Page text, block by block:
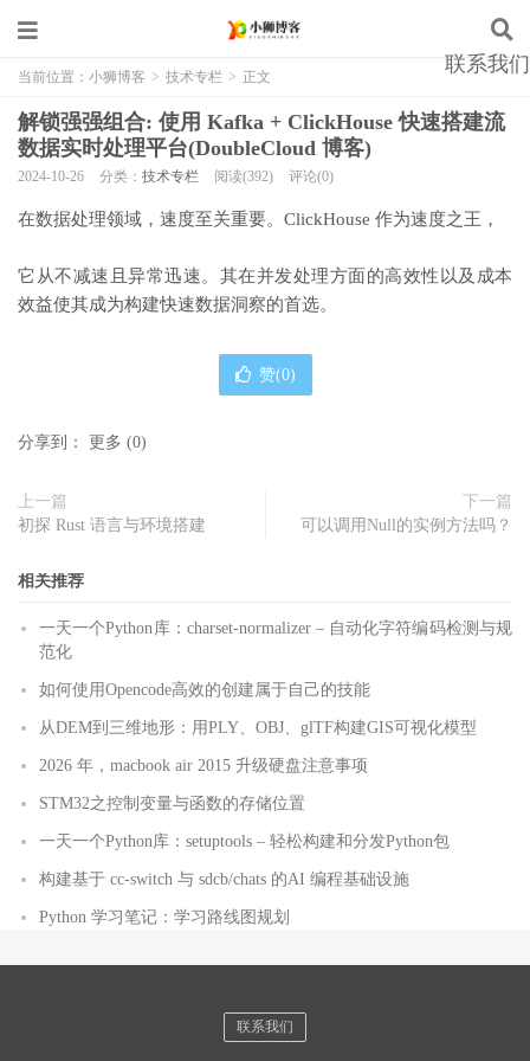
联系我们
当前位置： 小狮博客 > 技术专栏 > 正文
解锁强强组合: 使用 Kafka + ClickHouse 快速搭建流
数据实时处理平台(DoubleCloud 博客)
2024-10-26 分类： 技术专栏 阅读(392) 评论(0)
在数据处理领域，速度至关重要。ClickHouse 作为速度之王，
它从不减速且异常迅速。其在并发处理方面的高效性以及成本
效益使其成为构建快速数据洞察的首选。
赞(0)
分享到： 更多 (0)
上一篇
初探 Rust 语言与环境搭建
下一篇
可以调用Null的实例方法吗？
相关推荐
一天一个Python库：charset-normalizer – 自动化字符编码检测与规
范化
如何使用Opencode高效的创建属于自己的技能
从DEM到三维地形：用PLY、OBJ、glTF构建GIS可视化模型
2026 年，macbook air 2015 升级硬盘注意事项
STM32之控制变量与函数的存储位置
一天一个Python库：setuptools – 轻松构建和分发Python包
构建基于 cc-switch 与 sdcb/chats 的AI 编程基础设施
Python 学习笔记：学习路线图规划
联系我们